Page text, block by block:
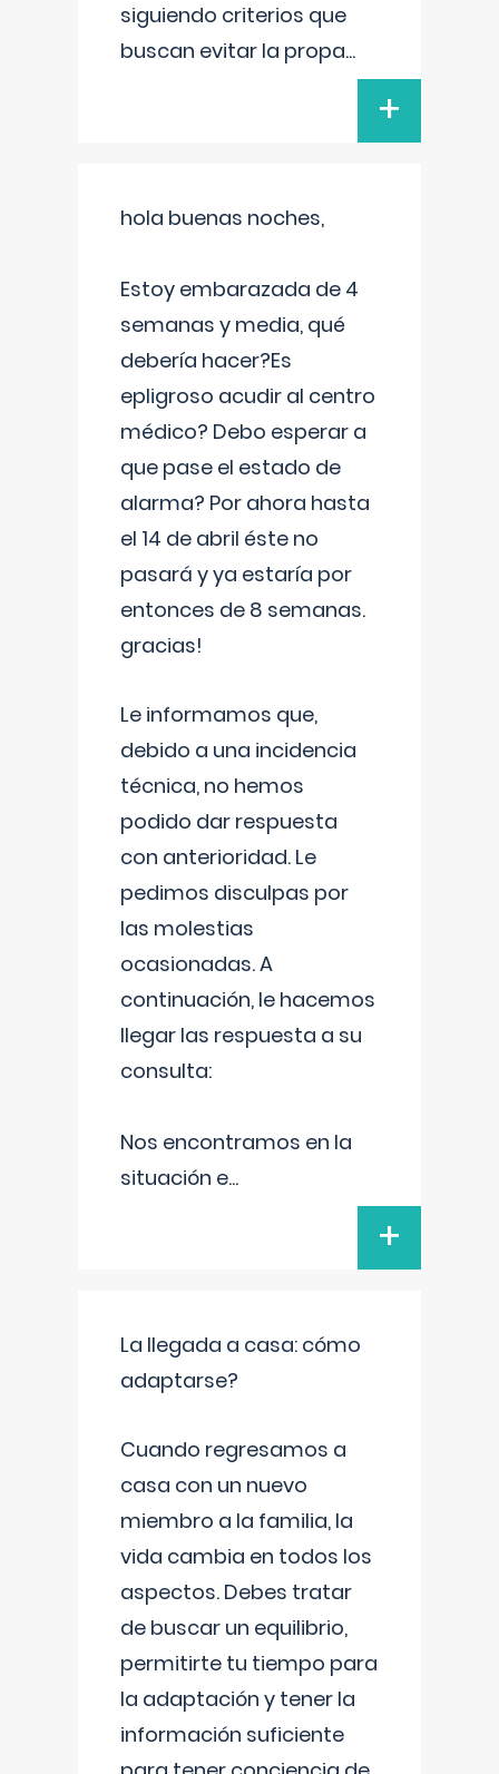
siguiendo criterios que
buscan evitar la propa...
+
hola buenas noches,
Estoy embarazada de 4
semanas y media, qué
debería hacer?Es
epligroso acudir al centro
médico? Debo esperar a
que pase el estado de
alarma? Por ahora hasta
el 14 de abril éste no
pasará y ya estaría por
entonces de 8 semanas.
gracias!
Le informamos que,
debido a una incidencia
técnica, no hemos
podido dar respuesta
con anterioridad. Le
pedimos disculpas por
las molestias
ocasionadas. A
continuación, le hacemos
llegar las respuesta a su
consulta:
Nos encontramos en la
situación e...
+
La llegada a casa: cómo
adaptarse?
Cuando regresamos a
casa con un nuevo
miembro a la familia, la
vida cambia en todos los
aspectos. Debes tratar
de buscar un equilibrio,
permitirte tu tiempo para
la adaptación y tener la
información suficiente